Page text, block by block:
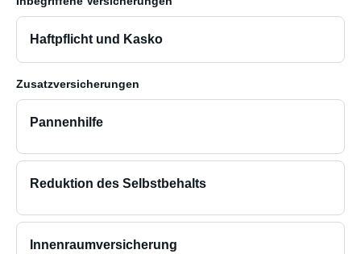
Haftpflicht und Kasko
Zusatzversicherungen
Pannenhilfe
Reduktion des Selbstbehalts
Innenraumversicherung